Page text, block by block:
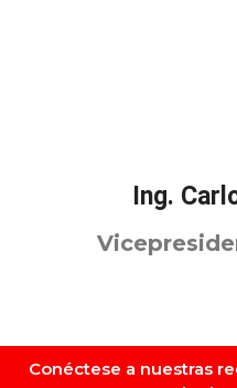
Ing.
Conéctese a nuestras